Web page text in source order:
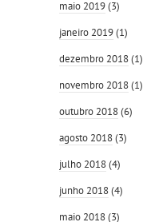
maio 2019(3)
janeiro 2019(1)
dezembro 2018(1)
novembro 2018(1)
outubro 2018(6)
agosto 2018(3)
julho 2018(4)
junho 2018(4)
maio 2018(3)